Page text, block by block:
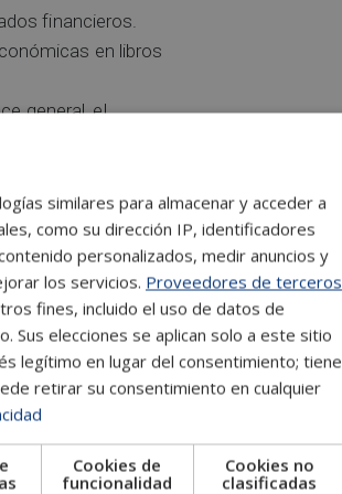
financieros.
en libros
general, el
rentabilidad,
transparencia y
con las
sectores.
como
similares para almacenar y acceder a
como su dirección IP, identificadores
personalizados, medir anuncios y
los servicios. Proveedores de terceros
fines, incluido el uso de datos de
Sus elecciones se aplican solo a este sitio
legítimo en lugar del consentimiento; tiene
retirar su consentimiento en cualquier
Cookies de
funcionalidad
Cookies no
clasificadas